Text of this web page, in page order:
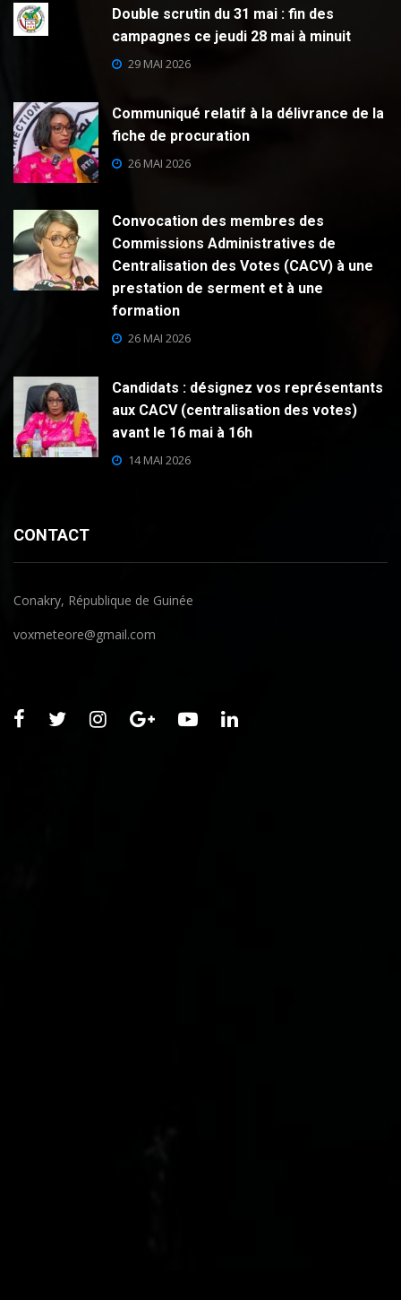
Double scrutin du 31 mai : fin des
campagnes ce jeudi 28 mai à minuit
29 MAI 2026
Communiqué relatif à la délivrance de la
fiche de procuration
26 MAI 2026
Convocation des membres des
Commissions Administratives de
Centralisation des Votes (CACV) à une
prestation de serment et à une
formation
26 MAI 2026
Candidats : désignez vos représentants
aux CACV (centralisation des votes)
avant le 16 mai à 16h
14 MAI 2026
CONTACT
Conakry, République de Guinée
voxmeteore@gmail.com